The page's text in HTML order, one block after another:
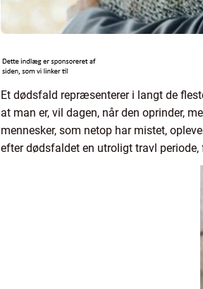
Et dødsfald repræsenterer i langt de
at man er, vil dagen, når den oprinder,
mennesker, som netop har mistet,
efter dødsfaldet en utroligt travl